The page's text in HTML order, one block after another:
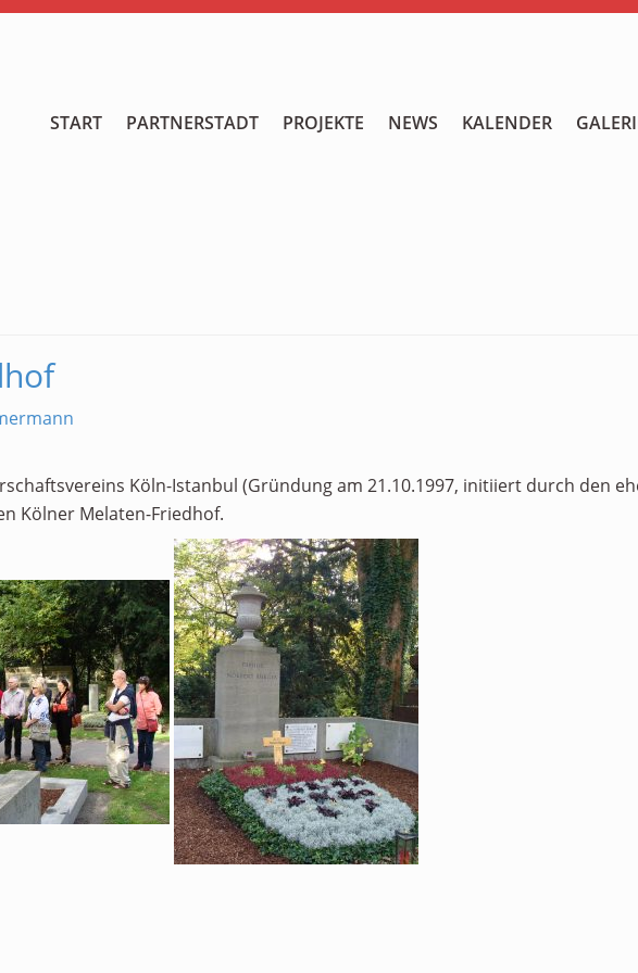
START PARTNERSTADT PROJEKTE NEWS KALENDER
Köln-Istanbul (Gründung am 21.10.1997, initiiert durch den
Kölner Melaten-Friedhof.Personen
Mitglied werden
Links & Downloads
Satzung
Unsere Spender/Sponsoren
KONTAKT